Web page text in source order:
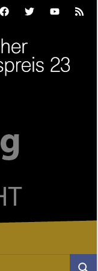
FacebookTwitterYoutubeFeed